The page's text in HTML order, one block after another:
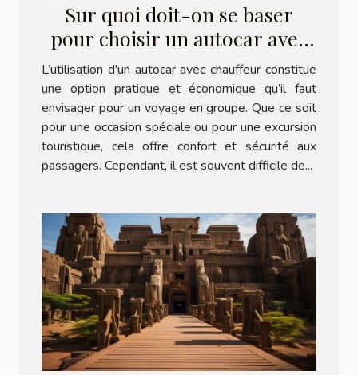
Sur quoi doit-on se baser
pour choisir un autocar avec
chauffeur pour ses
déplacements ?
L’utilisation d'un autocar avec chauffeur constitue
une option pratique et économique qu’il faut
envisager pour un voyage en groupe. Que ce soit
pour une occasion spéciale ou pour une excursion
touristique, cela offre confort et sécurité aux
passagers. Cependant, il est souvent difficile de...